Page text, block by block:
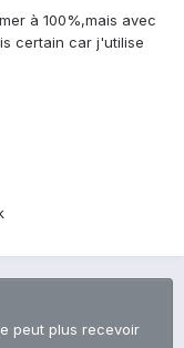
à 100%,mais avec
certain car j'utilise
peut plus recevoir